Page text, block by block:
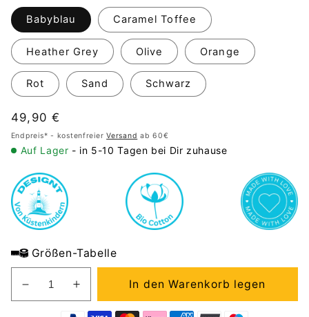
Babyblau Caramel Toffee
Heather Grey Olive Orange
Rot Sand Schwarz
Normaler
Preis
49,90 €
Endpreis* - kostenfreierVersand ab 60€
Auf Lager - in 5-10 Tagen bei Dir zuhause
Größen-Tabelle
Verringere
die
Erhöhe
die
In den Warenkorb legen